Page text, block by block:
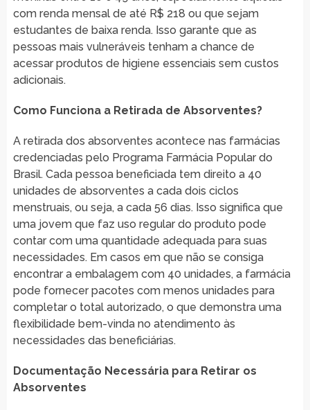
com renda mensal de até R$ 218 ou que sejam
estudantes de baixa renda. Isso garante que as
pessoas mais vulneráveis tenham a chance de
acessar produtos de higiene essenciais sem custos
adicionais.
Como Funciona a Retirada de Absorventes?
A retirada dos absorventes acontece nas farmácias
credenciadas pelo Programa Farmácia Popular do
Brasil. Cada pessoa beneficiada tem direito a 40
unidades de absorventes a cada dois ciclos
menstruais, ou seja, a cada 56 dias. Isso significa que
uma jovem que faz uso regular do produto pode
contar com uma quantidade adequada para suas
necessidades. Em casos em que não se consiga
encontrar a embalagem com 40 unidades, a farmácia
pode fornecer pacotes com menos unidades para
completar o total autorizado, o que demonstra uma
flexibilidade bem-vinda no atendimento às
necessidades das beneficiárias.
Documentação Necessária para Retirar os
Absorventes